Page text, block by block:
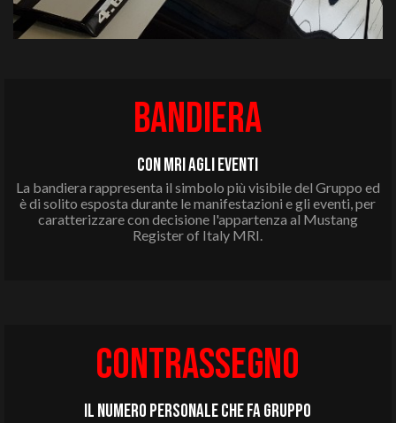
BANDIERA
CON MRI agli eventi
La bandiera rappresenta il simbolo più visibile del Gruppo ed
è di solito esposta durante le manifestazioni e gli eventi, per
caratterizzare con decisione l'appartenza al Mustang
Register of Italy MRI.
CONTRASSEGNO
IL NUMERO PERSONALE CHE FA GRUPPO